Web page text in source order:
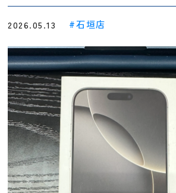
2026.05.13 石垣店